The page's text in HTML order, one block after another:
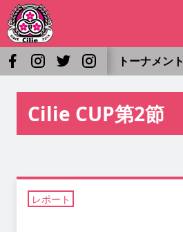
トーナメント
Cilie CUP第2節
レポート